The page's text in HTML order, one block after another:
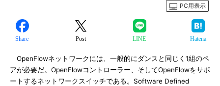
PC用表示
Share Post LINE Hatena
OpenFlowネットワークには、一般的にダンスと同じく1組のペ
アが必要だ。OpenFlowコントローラー、そしてOpenFlowをサポ
ートするネットワークスイッチである。Software Defined